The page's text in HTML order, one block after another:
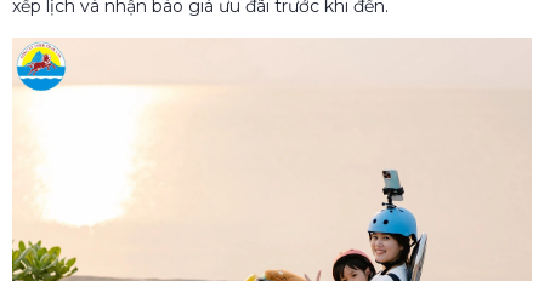
xếp lịch và nhận báo giá ưu đãi trước khi đến.